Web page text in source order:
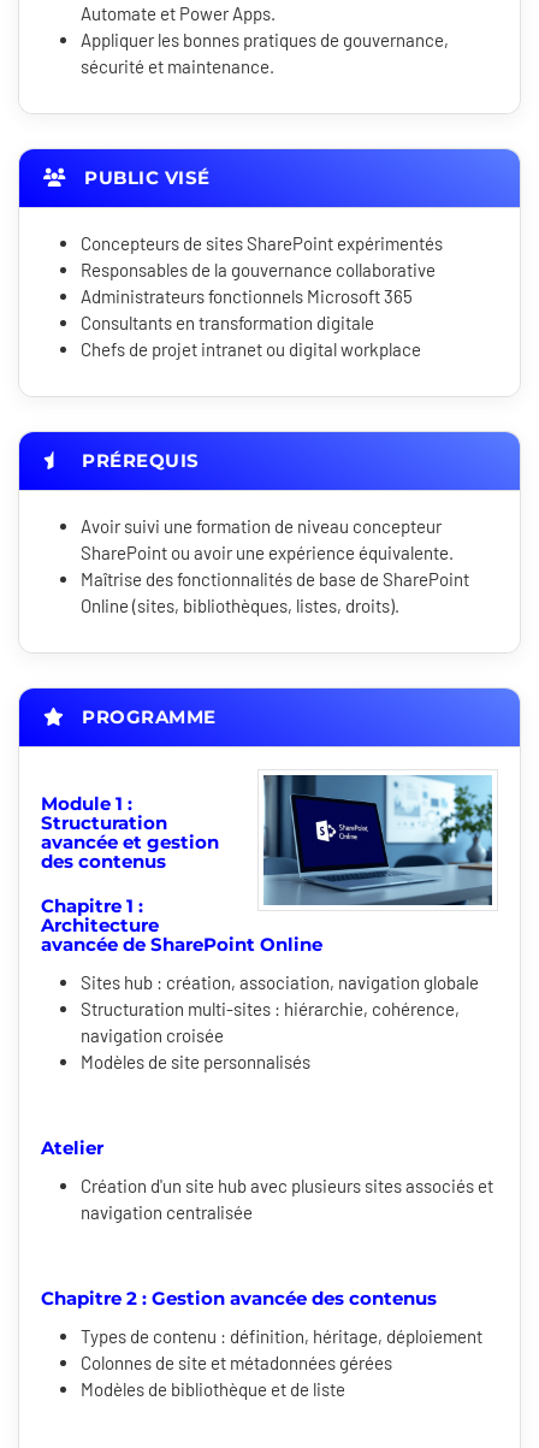
Automate et Power Apps.
Appliquer les bonnes pratiques de gouvernance,
sécurité et maintenance.
PUBLIC VISÉ
Concepteurs de sites SharePoint expérimentés
Responsables de la gouvernance collaborative
Administrateurs fonctionnels Microsoft 365
Consultants en transformation digitale
Chefs de projet intranet ou digital workplace
PRÉREQUIS
Avoir suivi une formation de niveau concepteur
SharePoint ou avoir une expérience équivalente.
Maîtrise des fonctionnalités de base de SharePoint
Online (sites, bibliothèques, listes, droits).
PROGRAMME
Module 1 :
Structuration
avancée et gestion
des contenus
Chapitre 1 :
Architecture
avancée de SharePoint Online
Sites hub : création, association, navigation globale
Structuration multi-sites : hiérarchie, cohérence,
navigation croisée
Modèles de site personnalisés
Atelier
Création d'un site hub avec plusieurs sites associés et
navigation centralisée
Chapitre 2 : Gestion avancée des contenus
Types de contenu : définition, héritage, déploiement
Colonnes de site et métadonnées gérées
Modèles de bibliothèque et de liste